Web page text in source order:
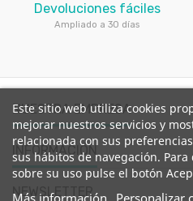
Devoluciones fáciles
Ampliado a 30 días
NUESTRA EMPRESA
INFORMACIÓN
NEWSLETTER
Este sitio web utiliza cookies
mejorar nuestros servicios y
relacionada con sus
sus hábitos de navegación.
sobre su uso pulse el botón
Más información Personalizar